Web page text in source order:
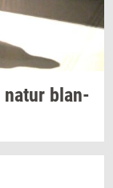
natur blan­